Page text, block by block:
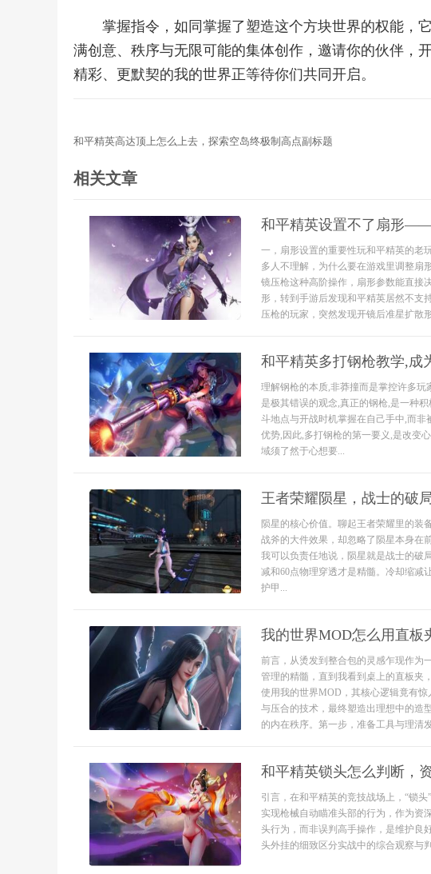
掌握指令，如同掌握了塑造这个方块世界的权能，
满创意、秩序与无限可能的集体创作，邀请你的伙伴，
精彩、更默契的我的世界正等待你们共同开启。
和平精英高达顶上怎么上去，探索空岛终极制高点副标题
相关文章
和平精英设置不了扇形
一，扇形设置的重要性玩和平精英的老
多人不理解，为什么要在游戏里调整扇
镜压枪这种高阶操作，扇形参数能直接
形，转到手游后发现和平精英居然不支
压枪的玩家，突然发现开镜后准星扩散
和平精英多打钢枪教学,成
理解钢枪的本质,非莽撞而是掌控许多
是极其错误的观念,真正的钢枪,是一种
斗地点与开战时机掌握在自己手中,而
优势,因此,多打钢枪的第一要义,是改变
域须了然于心想要...
王者荣耀陨星，战士的破
陨星的核心价值。聊起王者荣耀里的装
战斧的大件效果，却忽略了陨星本身在
我可以负责任地说，陨星就是战士的破
减和60点物理穿透才是精髓。冷却缩减
护甲...
我的世界MOD怎么用直板
前言，从烫发到整合包的灵感乍现作为
管理的精髓，直到我看到桌上的直板夹
使用我的世界MOD，其核心逻辑竟有
与压合的技术，最终塑造出理想中的造
的内在秩序。第一步，准备工具与理清
和平精英锁头怎么判断，
引言，在和平精英的竞技战场上，“锁
实现枪械自动瞄准头部的行为，作为资
头行为，而非误判高手操作，是维护良
头外挂的细致区分实战中的综合观察与